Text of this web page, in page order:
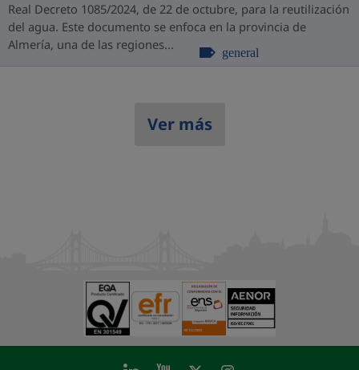
Real Decreto 1085/2024, de 22 de octubre, para la reutilización
del agua. Este documento se enfoca en la provincia de
Almería, una de las regiones...
general
Ver más